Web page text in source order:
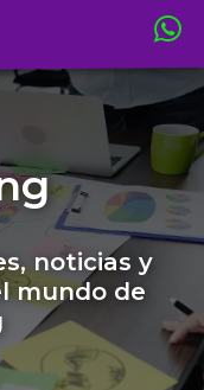
noticias y
mundo de